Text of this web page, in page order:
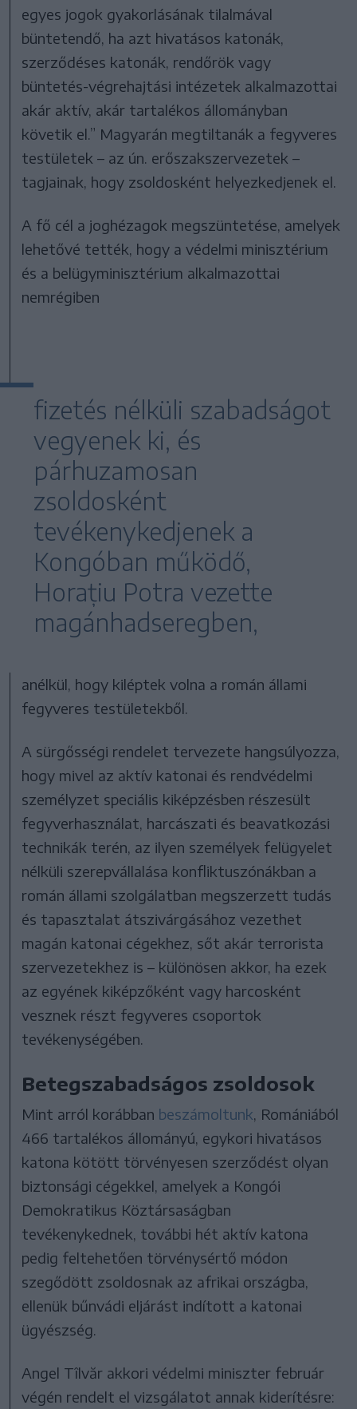
egyes jogok gyakorlásának tilalmával
büntetendő, ha azt hivatásos katonák,
szerződéses katonák, rendőrök vagy
büntetés-végrehajtási intézetek alkalmazottai
akár aktív, akár tartalékos állományban
követik el.” Magyarán megtiltanák a fegyveres
testületek – az ún. erőszakszervezetek –
tagjainak, hogy zsoldosként helyezkedjenek el.
A fő cél a joghézagok megszüntetése, amelyek
lehetővé tették, hogy a védelmi minisztérium
és a belügyminisztérium alkalmazottai
nemrégiben
fizetés nélküli szabadságot
vegyenek ki, és
párhuzamosan
zsoldosként
tevékenykedjenek a
Kongóban működő,
Horațiu Potra vezette
magánhadseregben,
anélkül, hogy kiléptek volna a román állami
fegyveres testületekből.
A sürgősségi rendelet tervezete hangsúlyozza,
hogy mivel az aktív katonai és rendvédelmi
személyzet speciális kiképzésben részesült
fegyverhasználat, harcászati és beavatkozási
technikák terén, az ilyen személyek felügyelet
nélküli szerepvállalása konfliktuszónákban a
román állami szolgálatban megszerzett tudás
és tapasztalat átszivárgásához vezethet
magán katonai cégekhez, sőt akár terrorista
szervezetekhez is – különösen akkor, ha ezek
az egyének kiképzőként vagy harcosként
vesznek részt fegyveres csoportok
tevékenységében.
Betegszabadságos zsoldosok
Mint arról korábban beszámoltunk, Romániából
466 tartalékos állományú, egykori hivatásos
katona kötött törvényesen szerződést olyan
biztonsági cégekkel, amelyek a Kongói
Demokratikus Köztársaságban
tevékenykednek, további hét aktív katona
pedig feltehetően törvénysértő módon
szegődött zsoldosnak az afrikai országba,
ellenük bűnvádi eljárást indított a katonai
ügyészség.
Angel Tîlvăr akkori védelmi miniszter február
végén rendelt el vizsgálatot annak kiderítésre: